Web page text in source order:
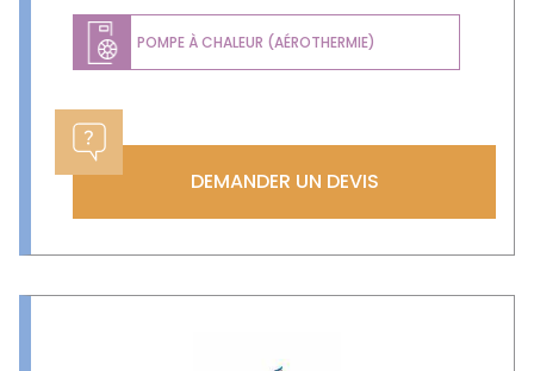
POMPE À CHALEUR (AÉROTHERMIE)
DEMANDER UN DEVIS